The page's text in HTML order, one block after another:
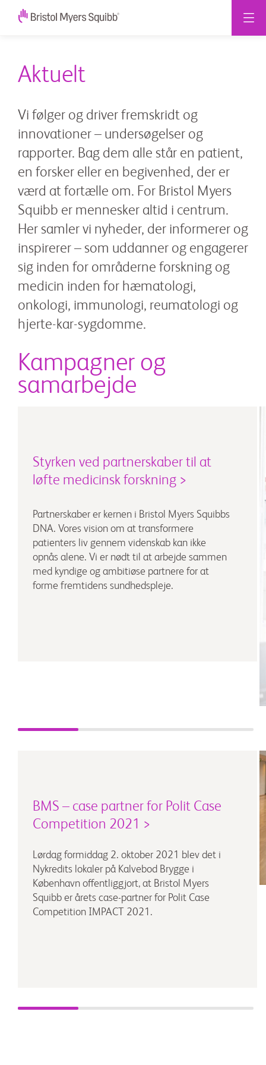
Aktuelt
Vi følger og driver fremskridt og
innovationer – undersøgelser og
rapporter. Bag dem alle står en patient,
en forsker eller en begivenhed, der er
værd at fortælle om. For Bristol Myers
Squibb er mennesker altid i centrum.
Her samler vi nyheder, der informerer og
inspirerer – som uddanner og engagerer
sig inden for områderne forskning og
medicin inden for hæmatologi,
onkologi, immunologi, reumatologi og
hjerte-kar-sygdomme.
Kampagner og
samarbejde
Styrken ved partnerskaber til at
løfte medicinsk forskning >
Partnerskaber er kernen i Bristol Myers Squibbs
DNA. Vores vision om at transformere
patienters liv gennem videnskab kan ikke
opnås alene. Vi er nødt til at arbejde sammen
med kyndige og ambitiøse partnere for at
forme fremtidens sundhedspleje.
BMS – case partner for Polit Case
Competition 2021 >
Lørdag formiddag 2. oktober 2021 blev det i
Nykredits lokaler på Kalvebod Brygge i
København offentliggjort, at Bristol Myers
Squibb er årets case-partner for Polit Case
Competition IMPACT 2021.